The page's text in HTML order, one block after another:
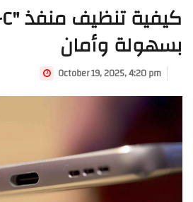
بسهولة وأمان
October 19, 2025, 4:20 pm